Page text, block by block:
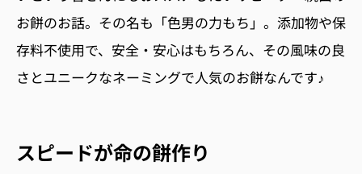
お餅のお話。その名も「色男の力もち」。添加物や保
存料不使用で、安全・安心はもちろん、その風味の良
さとユニークなネーミングで人気のお餅なんです♪
スピードが命の餅作り